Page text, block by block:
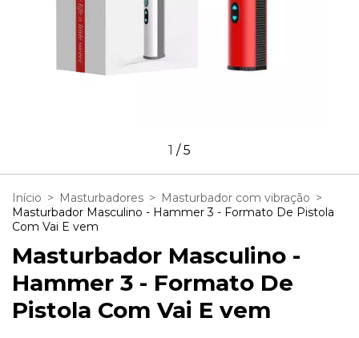
1 /5
Início > Masturbadores > Masturbador com vibração >
Masturbador Masculino - Hammer 3 - Formato De Pistola
Com Vai E vem
Masturbador Masculino -
Hammer 3 - Formato De
Pistola Com Vai E vem